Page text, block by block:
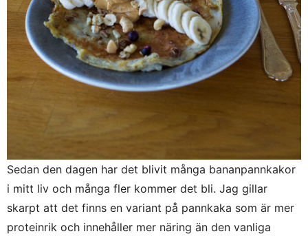
Sedan den dagen har det blivit många bananpannkakor
i mitt liv och många fler kommer det bli. Jag gillar
skarpt att det finns en variant på pannkaka som är mer
proteinrik och innehåller mer näring än den vanliga